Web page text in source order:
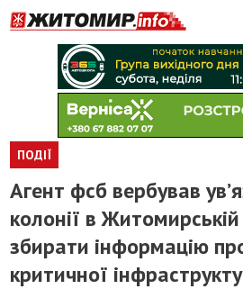
ПОДІЇ
Агент фсб вербував
колонії в
збирати інформацію
критичної